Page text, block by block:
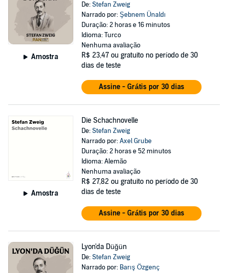
Amostra
De:Stefan Zweig
Narrado por:Şebnem Ünaldı
Duração: 2 horas e 16 minutos
Idioma: Turco
Nenhuma avaliação
R$ 23,47 ou gratuito no período de 30
dias de teste
Assine - Grátis por 30 dias
Amostra
Die Schachnovelle
De:Stefan Zweig
Narrado por:Axel Grube
Duração: 2 horas e 52 minutos
Idioma: Alemão
Nenhuma avaliação
R$ 27,82 ou gratuito no período de 30
dias de teste
Assine - Grátis por 30 dias
Lyon'da Düğün
De:Stefan Zweig
Narrado por: Barış Özgenç